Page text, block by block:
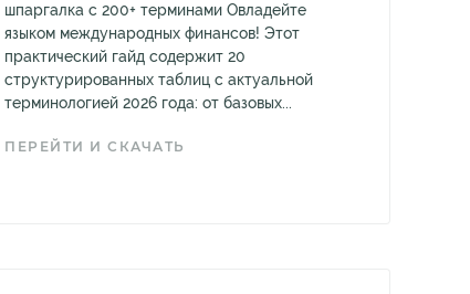
шпаргалка с 200+ терминами Овладейте
языком международных финансов! Этот
практический гайд содержит 20
структурированных таблиц с актуальной
терминологией 2026 года: от базовых...
ПЕРЕЙТИ И СКАЧАТЬ